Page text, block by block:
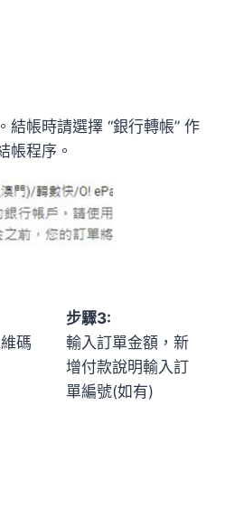
結帳時請選擇 “銀行轉帳” 作
帳程序。
碼
步驟3:
輸入訂單金額，新
增付款說明輸入訂
單編號(如有)